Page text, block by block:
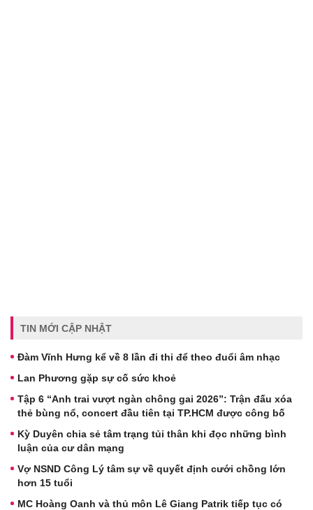
TIN MỚI CẬP NHẬT
Đàm Vĩnh Hưng kể về 8 lần đi thi để theo đuổi âm nhạc
Lan Phương gặp sự cố sức khoẻ
Tập 6 “Anh trai vượt ngàn chông gai 2026”: Trận đấu xóa
thẻ bùng nổ, concert đầu tiên tại TP.HCM được công bố
Kỳ Duyên chia sẻ tâm trạng tủi thân khi đọc những bình
luận của cư dân mạng
Vợ NSND Công Lý tâm sự về quyết định cưới chồng lớn
hơn 15 tuổi
MC Hoàng Oanh và thủ môn Lê Giang Patrik tiếp tục có